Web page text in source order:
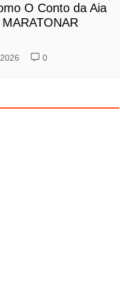
O Conto da Aia
0